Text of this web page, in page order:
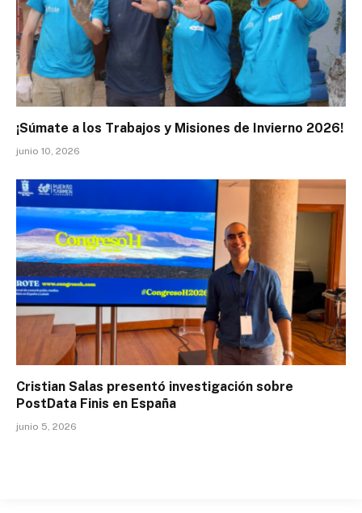
¡Súmate a los Trabajos y Misiones de Invierno 2026!
junio 10, 2026
Cristian Salas presentó investigación sobre
PostData Finis en España
junio 5, 2026